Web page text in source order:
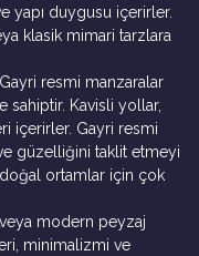
yapı duygusu içerirler.
klasik mimari tarzlara
Gayri resmi manzaralar
sahiptir. Kavisli yollar,
içerirler. Gayri resmi
güzelliğini taklit etmeyi
doğal ortamlar için çok
modern peyzaj
minimalizmi ve